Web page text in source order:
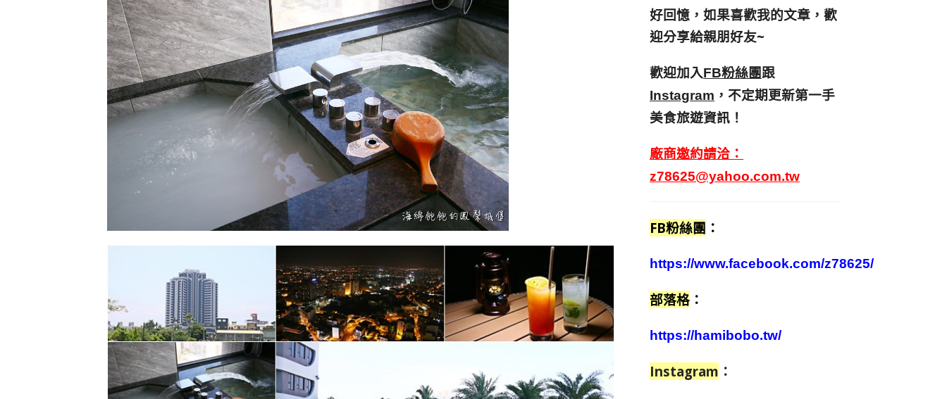
好回憶， 如果喜歡我的文章，歡
迎分享給親朋好友~
歡迎加入FB粉絲團跟
Instagram ，不定期更新第一手
美食旅遊資訊！
廠商邀約請洽：
z78625@yahoo.com.tw
FB粉絲團 ：
https://www.facebook.com/z78625/
部落格 ：
https://hamibobo.tw/
Instagram ：